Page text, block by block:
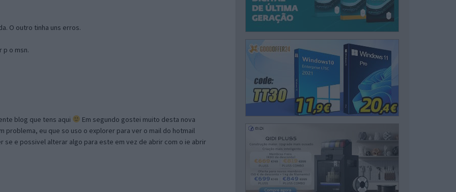
O outro tinha uns erros.
p o msn.
blog que tens aqui
Em segundo gostei muito desta nova
problema, eu que so uso o explorer para ver o mail do hotmail
se e possivel alterar algo para este em vez de abrir com o ie abrir